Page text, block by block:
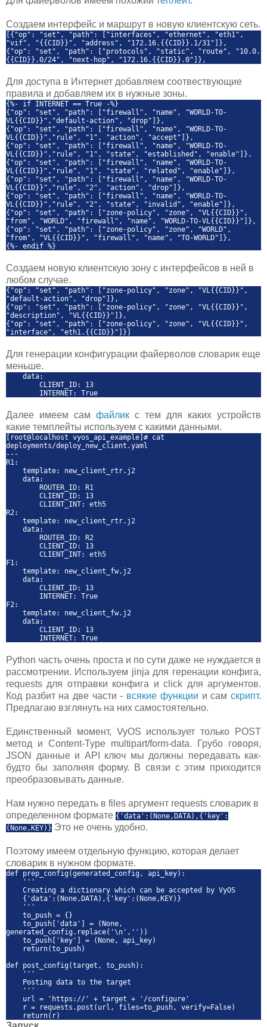
Создаем интерфейс и маршрут в новую клиентскую сеть.
[{"op": "set", "path": ["interfaces", "ethernet", "eth1",
"vif", "{{CID}}", "address", "172.16.{{CID}}.1/31"]},
{"op": "set", "path": ["protocols", "static", "route", "10.0.
{{CID}}.0/24", "next-hop", "172.16.{{CID}}.0"]},
Для доступа в Интернет добавляем соотвествующие
правила и добавляем их в нужные зоны.
{%- if INTERNET == True -%}
{"op": "set", "path": ["firewall", "name", "WORLD-TO-
VL{{CID}}","default-action", "drop"]},
{"op": "set", "path": ["firewall", "name", "WORLD-TO-
VL{{CID}}","rule", "1", "action", "accept"]},
{"op": "set", "path": ["firewall", "name", "WORLD-TO-
VL{{CID}}","rule", "1", "state", "established", "enable"]},
{"op": "set", "path": ["firewall", "name", "WORLD-TO-
VL{{CID}}","rule", "1", "state", "related", "enable"]},
{"op": "set", "path": ["firewall", "name", "WORLD-TO-
VL{{CID}}","rule", "2", "action", "drop"]},
{"op": "set", "path": ["firewall", "name", "WORLD-TO-
VL{{CID}}","rule", "2", "state", "invalid", "enable"]},
{"op": "set", "path": ["zone-policy", "zone", "VL{{CID}}",
"from", "WORLD", "firewall", "name", "WORLD-TO-VL{{CID}}"]},
{"op": "set", "path": ["zone-policy", "zone", "WORLD",
"from", "VL{{CID}}", "firewall", "name", "TO-WORLD"]},
{%- endif %}
Создаем новую клиентскую зону с интерфейсов в ней в
любом случае.
{"op": "set", "path": ["zone-policy", "zone", "VL{{CID}}",
"default-action", "drop"]},
{"op": "set", "path": ["zone-policy", "zone", "VL{{CID}}",
"description", "VL{{CID}}"]},
{"op": "set", "path": ["zone-policy", "zone", "VL{{CID}}",
"interface", "eth1.{{CID}}"]}]
Для генерации конфигурации файерволов словарик еще
меньше.
data:
CLIENT_ID: 13
INTERNET: True
Далее имеем сам файлик с тем для каких устройств
какие темплейты используем с какими данными.
[root@localhost vyos_api_example]# cat
deployments/deploy_new_client.yaml
---
R1:
template: new_client_rtr.j2
data:
ROUTER_ID: R1
CLIENT_ID: 13
CLIENT_INT: eth5
R2:
template: new_client_rtr.j2
data:
ROUTER_ID: R2
CLIENT_ID: 13
CLIENT_INT: eth5
F1:
template: new_client_fw.j2
data:
CLIENT_ID: 13
INTERNET: True
F2:
template: new_client_fw.j2
data:
CLIENT_ID: 13
INTERNET: True
Python часть очень проста и по сути даже не нуждается в
рассмотрении. Используем jinja для геренации конфига,
requests для отправки конфига и click для аргументов.
Код разбит на две части - всякие функции и самскрипт.
Предлагаю взглянуть на них самостоятельно.
Единственный момент, VyOS использует только POST
метод и Content-Type multipart/form-data. Грубо говоря,
JSON данные и API ключ мы должны передавать как-
будто бы заполняя форму. В связи с этим приходится
преобразовывать данные.
Нам нужно передать в files аргумент requests словарик в
определенном формате {'data':(None,DATA),{'key':
(None,KEY)} Это не очень удобно.
Поэтому имеем отдельную функцию, которая делает
словарик в нужном формате.
def prep_config(generated_config, api_key):
'''
Creating a dictionary which can be accepted by VyOS
{'data':(None,DATA),{'key':(None,KEY)}
'''
to_push = {}
to_push['data'] = (None,
generated_config.replace('\n',''))
to_push['key'] = (None, api_key)
return(to_push)
def post_config(target, to_push):
'''
Posting data to the target
'''
url = 'https://' + target + '/configure'
r = requests.post(url, files=to_push, verify=False)
return(r)